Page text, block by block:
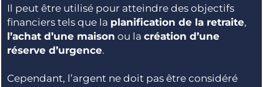
Il peut être utilisé pour atteindre des objectifs
financiers tels que la planification de la retraite,
l’achat d’une maison ou la création d’une
réserve d’urgence.
Cependant, l’argent ne doit pas être considéré